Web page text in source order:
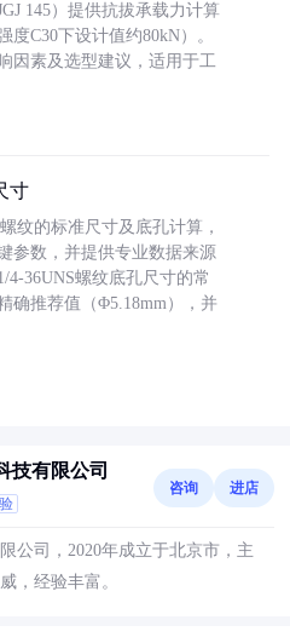
145）提供抗拔承载力计算
C30下设计值约80kN）。
因素及选型建议，适用于工
寸
纹的标准尺寸及底孔计算，
参数，并提供专业数据来源
4-36UNS螺纹底孔尺寸的常
确推荐值（Φ5.18mm），并
技有限公司
咨询 进店
公司，2020年成立于北京市，主
，经验丰富。